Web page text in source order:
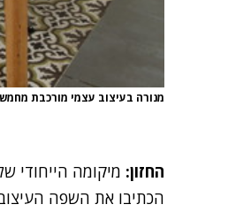
מנורה בעיצוב עצמי מורכבת
החזון: מיקומה הייחודי
הכתיבו את השפה